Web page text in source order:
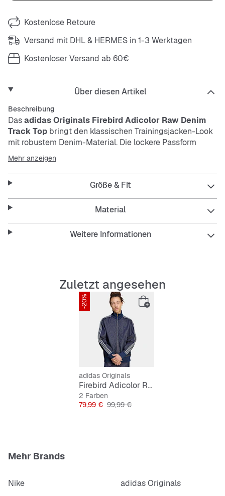
Kostenlose Retoure
Versand mit DHL & HERMES in 1-3 Werktagen
Kostenloser Versand ab 60€
Über diesen Artikel
Beschreibung
Dasadidas Originals Firebird Adicolor Raw Denim
Track Top bringt den klassischen Trainingsjacken-Look
mit robustem Denim-Material. Die lockere Passform
sorgt für Komfort und Bewegungsfreiheit. Der hohe
Kragen und die typischen 3-Streifen an den Ärmeln
geben dir den typischen adidas-Vibe.
Features:
Atmungsaktiv und pflegeleicht
Klassischer 3-Streifen-Look
Hoher Kragen für extra Style
Mehr anzeigen
Größe & Fit
Material
Weitere Informationen
Zuletzt angesehen
-20%
adidas Originals
Firebird Adicolor Raw Denim Track Top
2 Farben
Preis
79,99 € Originalpreis
99,99 €
Mehr Brands
Nike
adidas Originals